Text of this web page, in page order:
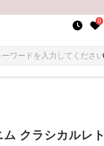
0
クラシカルレ